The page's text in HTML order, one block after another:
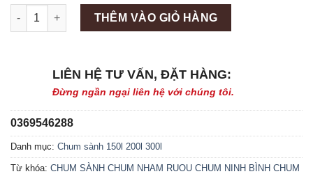
Máy làm đá viên Scotsman NW458AS số lượng
THÊM VÀO GIỎ HÀNG
LIÊN HỆ TƯ VẤN, ĐẶT HÀNG:
Đừng ngần ngại liên hệ với chúng tôi.
0369546288
Danh mục: Chum sành 150l 200l 300l
Từ khóa: CHUM SÀNH CHUM NHAM RUOU CHUM NINH BÌNH CHUM